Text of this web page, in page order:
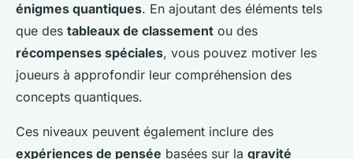
énigmes quantiques. En ajoutant des éléments tels
que des tableaux de classement ou des
récompenses spéciales, vous pouvez motiver les
joueurs à approfondir leur compréhension des
concepts quantiques.
Ces niveaux peuvent également inclure des
expériences de pensée basées sur la gravité